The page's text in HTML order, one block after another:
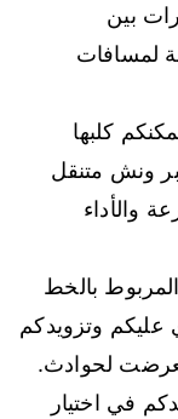
بين
لمسافات
كلبها
ونش متنقل
والأداء
بالخط
عليكم وتزويدكم
لحوادث.
في اختيار